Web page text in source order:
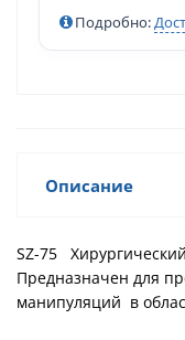
Подробно:
Описание
SZ-75
Предназначен для
манипуляций в